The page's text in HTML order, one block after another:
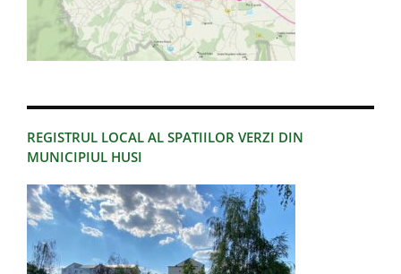
REGISTRUL LOCAL AL SPATIILOR VERZI DIN
MUNICIPIUL HUSI